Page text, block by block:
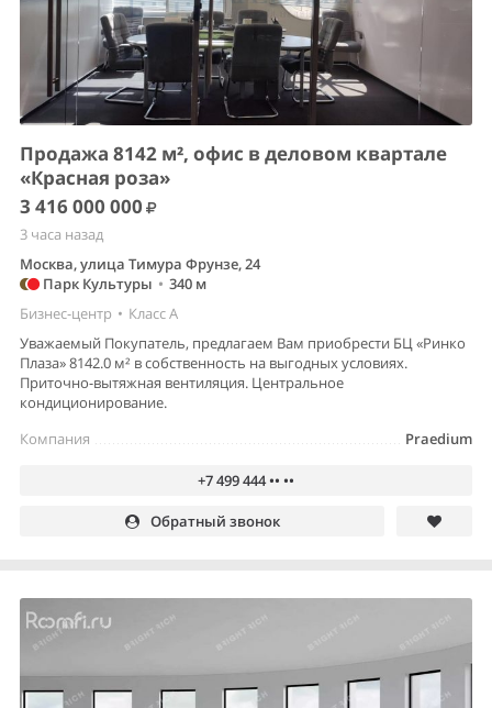
Продажа 8142 м², офис в деловом квартале
«Красная роза»
3 416 000 000
3 часа назад
Москва, улица Тимура Фрунзе, 24
Парк Культуры • 340 м
Бизнес-центр • Класс A
Уважаемый Покупатель, предлагаем Вам приобрести БЦ «Ринко
Плаза» 8142.0 м² в собственность на выгодных условиях.
Приточно-вытяжная вентиляция. Центральное
кондиционирование.
Praedium
Компания
+7 499 444 •• ••
Обратный звонок